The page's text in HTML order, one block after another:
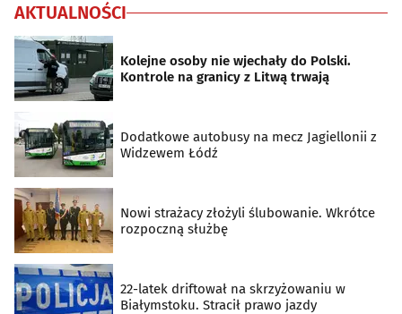
AKTUALNOŚCI
Kolejne osoby nie wjechały do Polski.
Kontrole na granicy z Litwą trwają
Dodatkowe autobusy na mecz Jagiellonii z
Widzewem Łódź
Nowi strażacy złożyli ślubowanie. Wkrótce
rozpoczną służbę
22-latek driftował na skrzyżowaniu w
Białymstoku. Stracił prawo jazdy